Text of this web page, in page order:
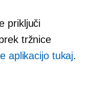
priključi
tržnice
aplikacijo tukaj.